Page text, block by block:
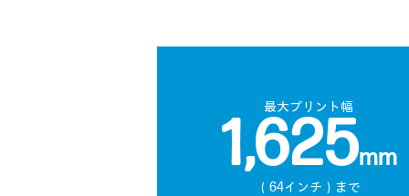
最大プリント幅
1,625mm
（64インチ）まで